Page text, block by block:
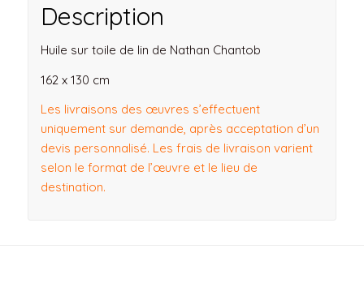
Description
Huile sur toile de lin de Nathan Chantob
162 x 130 cm
Les livraisons des œuvres s’effectuent
uniquement sur demande, après acceptation d’un
devis personnalisé. Les frais de livraison varient
selon le format de l’œuvre et le lieu de
destination.